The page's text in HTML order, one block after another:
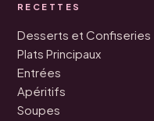
RECETTES
Desserts et Confiseries
Plats Principaux
Entrées
Apéritifs
Soupes